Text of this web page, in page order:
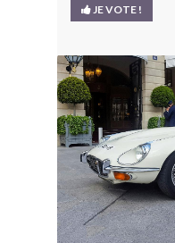
LE BLOG
JE VOTE !